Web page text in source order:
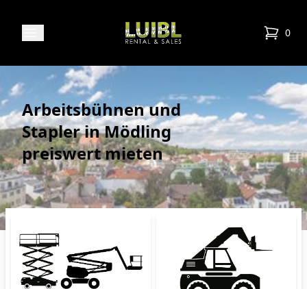
Luibl Rental & Sales 0
items
Arbeitsbühnen und
Stapler in Mödling
preiswert mieten